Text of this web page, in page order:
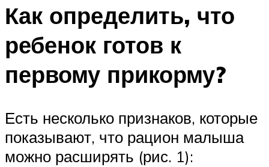
Как определить, что
ребенок готов к
первому прикорму?
Есть несколько признаков, которые
показывают, что рацион малыша
можно расширять (рис. 1):